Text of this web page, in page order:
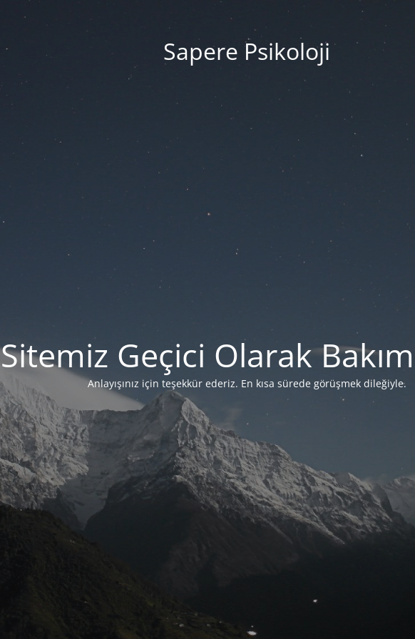
Sapere Psikoloji
Sitemiz Geçici Olarak
Anlayışınız için teşekkür ederiz. En kısa sürede görüşmek dileğiyle.